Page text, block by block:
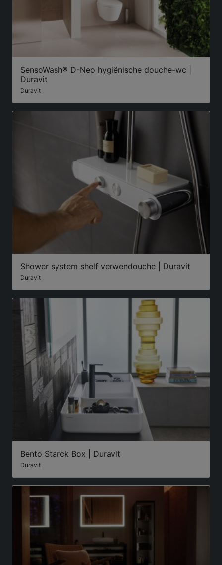
SensoWash® D-Neo hygiënische douche-wc |
Duravit
Duravit
Shower system shelf verwendouche | Duravit
Duravit
Bento Starck Box | Duravit
Duravit